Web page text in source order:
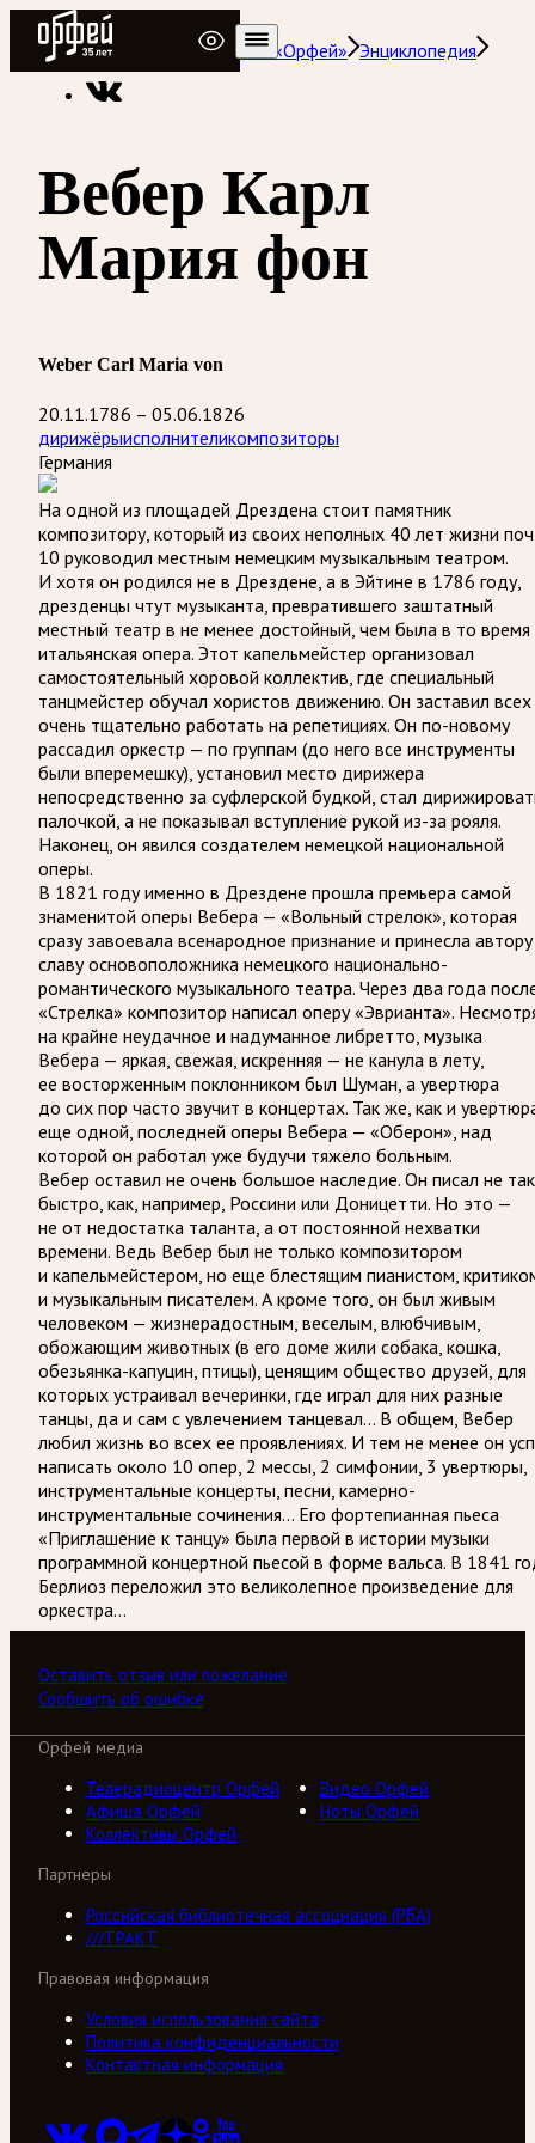
Радио Орфей
Радио классической музыки «Орфей» Энциклопедия
Вебер Карл
Мария фон
Weber Carl Maria von
20.11.1786 – 05.06.1826
дирижёрыисполнителикомпозиторы
Германия
На одной из площадей Дрездена стоит памятник
композитору, который из своих неполных 40 лет жизни
10 руководил местным немецким музыкальным театром.
И хотя он родился не в Дрездене, а в Эйтине в 1786 году,
дрезденцы чтут музыканта, превратившего заштатный
местный театр в не менее достойный, чем была в то время
итальянская опера. Этот капельмейстер организовал
самостоятельный хоровой коллектив, где специальный
танцмейстер обучал хористов движению. Он заставил всех
очень тщательно работать на репетициях. Он по-новому
рассадил оркестр — по группам (до него все инструменты
были вперемешку), установил место дирижера
непосредственно за суфлерской будкой, стал
палочкой, а не показывал вступление рукой из-за рояля.
Наконец, он явился создателем немецкой национальной
оперы.
В 1821 году именно в Дрездене прошла премьера самой
знаменитой оперы Вебера — «Вольный стрелок», которая
сразу завоевала всенародное признание и принесла автору
славу основоположника немецкого национально-
романтического музыкального театра. Через два года
«Стрелка» композитор написал оперу «Эврианта».
на крайне неудачное и надуманное либретто, музыка
Вебера — яркая, свежая, искренняя — не канула в лету,
ее восторженным поклонником был Шуман, а увертюра
до сих пор часто звучит в концертах. Так же, как и
еще одной, последней оперы Вебера — «Оберон», над
которой он работал уже будучи тяжело больным.
Вебер оставил не очень большое наследие. Он писал не так
быстро, как, например, Россини или Доницетти. Но это —
не от недостатка таланта, а от постоянной нехватки
времени. Ведь Вебер был не только композитором
и капельмейстером, но еще блестящим пианистом,
и музыкальным писателем. А кроме того, он был живым
человеком — жизнерадостным, веселым, влюбчивым,
обожающим животных (в его доме жили собака, кошка,
обезьянка-капуцин, птицы), ценящим общество друзей, для
которых устраивал вечеринки, где играл для них разные
танцы, да и сам с увлечением танцевал… В общем, Вебер
любил жизнь во всех ее проявлениях. И тем не менее он
написать около 10 опер, 2 мессы, 2 симфонии, 3 увертюры,
инструментальные концерты, песни, камерно-
инструментальные сочинения… Его фортепианная пьеса
«Приглашение к танцу» была первой в истории музыки
программной концертной пьесой в форме вальса. В 1841
Берлиоз переложил это великолепное произведение для
оркестра…
Оставить отзыв или пожелание
Сообщить об ошибке
Орфей медиа
Телерадиоцентр Орфей
Видео Орфей
Афиша Орфей
Ноты Орфей
Коллективы Орфей
Партнеры
Российская библиотечная ассоциация (РБА)
///ТРАКТ
Правовая информация
Условия использования сайта
Политика конфиденциальности
Контактная информация